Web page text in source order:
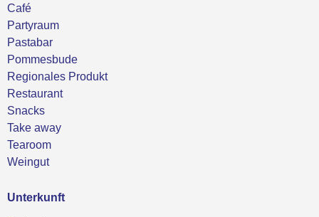
Café
Partyraum
Pastabar
Pommesbude
Regionales Produkt
Restaurant
Snacks
Take away
Tearoom
Weingut
Unterkunft